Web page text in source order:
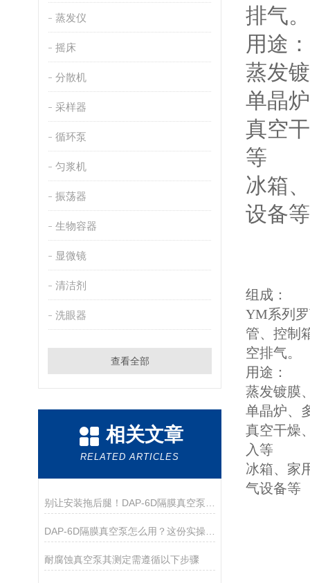
蒸发仪
摇床
分散机
采样器
循环泵
匀浆机
振荡器
生物容器
显微镜
清洁剂
洗眼器
查看全部
相关文章
RELATED ARTICLES
耐腐蚀真空泵其测定需遵循以下步骤
排气。
用途：
蒸发
单晶
真空
等
冰箱
设备等
组成：
YM系列
管、控制
空排气。
用途：
蒸发镀膜
单晶炉、
真空干燥
入等
冰箱、家
气设备等